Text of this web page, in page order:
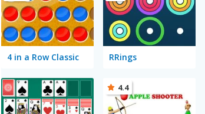
4 in a Row Classic RRings
4.4